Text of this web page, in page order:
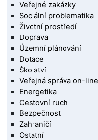
Veřejné zakázky
Sociální problematika
Životní prostředí
Doprava
Územní plánování
Dotace
Školství
Veřejná správa on-line
Energetika
Cestovní ruch
Bezpečnost
Zahraničí
Ostatní